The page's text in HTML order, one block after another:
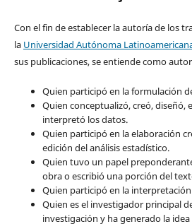
Con el fin de establecer la autoría de los
la Universidad Autónoma
sus publicaciones, se entiende como
Quien participó en la formulación
Quien conceptualizó, creó, diseñó,
interpretó los datos.
Quien participó en la elaboración
edición del análisis estadístico.
Quien tuvo un papel
obra o escribió una porción del
Quien participó en la
Quien es el investigador principal
investigación y ha generado la